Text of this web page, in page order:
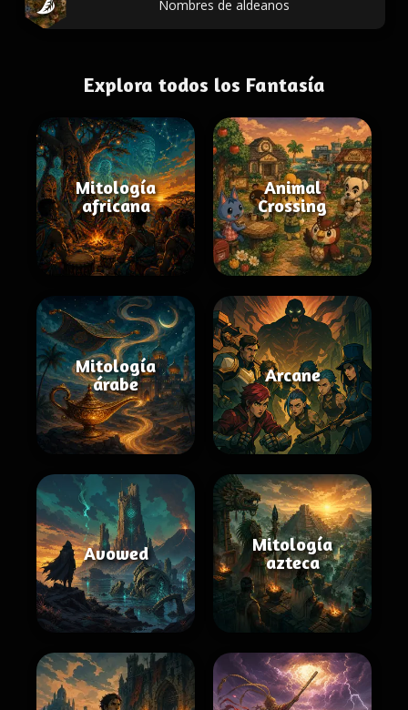
Nombres de aldeanos
Explora todos los Fantasía
Mitología
africana
Animal
Crossing
Mitología
árabe
Arcane
Avowed
Mitología
azteca